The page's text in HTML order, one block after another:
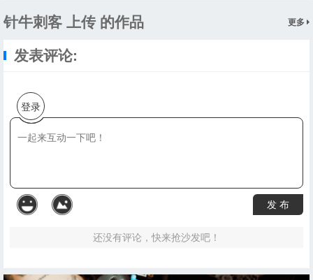
更多
针牛刺客 上传 的作品
发表评论:
登录
发 布
还没有评论，快来抢沙发吧！